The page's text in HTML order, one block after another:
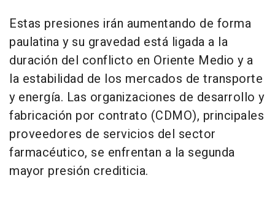
Estas presiones irán aumentando de forma
paulatina y su gravedad está ligada a la
duración del conflicto en Oriente Medio y a
la estabilidad de los mercados de transporte
y energía. Las organizaciones de desarrollo y
fabricación por contrato (CDMO), principales
proveedores de servicios del sector
farmacéutico, se enfrentan a la segunda
mayor presión crediticia.